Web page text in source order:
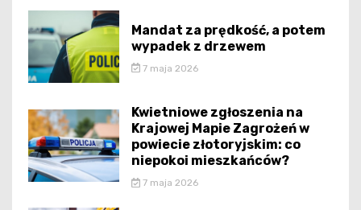
Mandat za prędkość, a potem
wypadek z drzewem
7 maja 2026
Kwietniowe zgłoszenia na
Krajowej Mapie Zagrożeń w
powiecie złotoryjskim: co
niepokoi mieszkańców?
7 maja 2026